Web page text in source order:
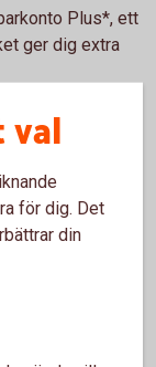
Plus*, ett
ger dig extra
på
innan den
pengar till
val
för dig. Det
din